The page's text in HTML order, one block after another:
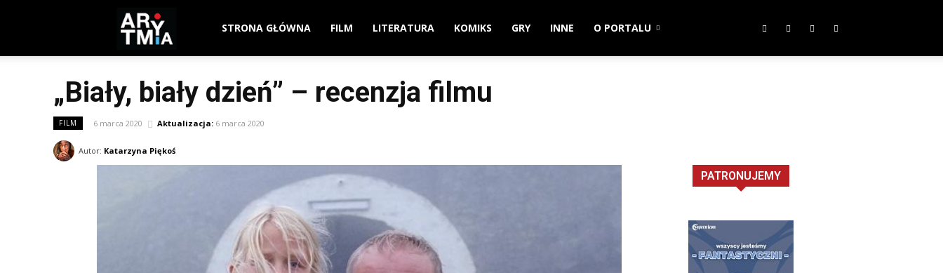
arytmia.eu
STRONA GŁÓWNA FILM LITERATURA KOMIKS GRY INNE O PORTALU
„Biały, biały dzień” – recenzja filmu
FILM 6 marca 2020 Aktualizacja: 6 marca 2020
Autor: Katarzyna Piękoś
PATRONUJEMY